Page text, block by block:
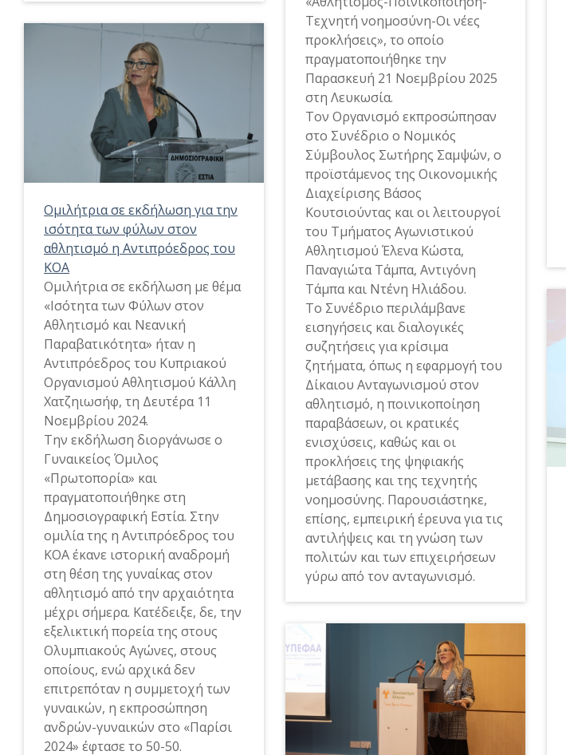
Τεχνητή νοημοσύνη-Οι νέες
προκλήσεις», το οποίο
πραγματοποιήθηκε την
Παρασκευή 21 Νοεμβρίου 2025
στη Λευκωσία.
Τον Οργανισμό εκπροσώπησαν
στο Συνέδριο ο Νομικός
Σύμβουλος Σωτήρης Σαμψών, ο
προϊστάμενος της Οικονομικής
Διαχείρισης Βάσος
Κουτσιούντας και οι λειτουργοί
του Τμήματος Αγωνιστικού
Αθλητισμού Έλενα Κώστα,
Παναγιώτα Τάμπα, Αντιγόνη
Τάμπα και Ντένη Ηλιάδου.
Το Συνέδριο περιλάμβανε
εισηγήσεις και διαλογικές
συζητήσεις για κρίσιμα
ζητήματα, όπως η εφαρμογή του
Δίκαιου Ανταγωνισμού στον
αθλητισμό, η ποινικοποίηση
παραβάσεων, οι κρατικές
ενισχύσεις, καθώς και οι
προκλήσεις της ψηφιακής
μετάβασης και της τεχνητής
νοημοσύνης. Παρουσιάστηκε,
επίσης, εμπειρική έρευνα για τις
αντιλήψεις και τη γνώση των
πολιτών και των επιχειρήσεων
γύρω από τον ανταγωνισμό.
Ομιλήτρια σε εκδήλωση για την
ισότητα των φύλων στον
αθλητισμό η Αντιπρόεδρος του
ΚΟΑ
Ομιλήτρια σε εκδήλωση με θέμα
«Ισότητα των Φύλων στον
Αθλητισμό και Νεανική
Παραβατικότητα» ήταν η
Αντιπρόεδρος του Κυπριακού
Οργανισμού Αθλητισμού Κάλλη
Χατζηιωσήφ, τη Δευτέρα 11
Νοεμβρίου 2024.
Την εκδήλωση διοργάνωσε ο
Γυναικείος Όμιλος
«Πρωτοπορία» και
πραγματοποιήθηκε στη
Δημοσιογραφική Εστία. Στην
ομιλία της η Αντιπρόεδρος του
ΚΟΑ έκανε ιστορική αναδρομή
στη θέση της γυναίκας στον
αθλητισμό από την αρχαιότητα
μέχρι σήμερα. Κατέδειξε, δε, την
εξελικτική πορεία της στους
Ολυμπιακούς Αγώνες, στους
οποίους, ενώ αρχικά δεν
επιτρεπόταν η συμμετοχή των
γυναικών, η εκπροσώπηση
ανδρών-γυναικών στο «Παρίσι
2024» έφτασε το 50-50.